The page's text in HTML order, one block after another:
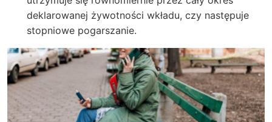
deklarowanej żywotności wkładu, czy następuje
stopniowe pogarszanie.